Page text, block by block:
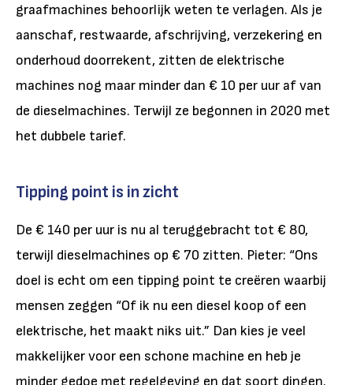
graafmachines behoorlijk weten te verlagen. Als je
aanschaf, restwaarde, afschrijving, verzekering en
onderhoud doorrekent, zitten de elektrische
machines nog maar minder dan € 10 per uur af van
de dieselmachines. Terwijl ze begonnen in 2020 met
het dubbele tarief.
Tipping point is in zicht
De € 140 per uur is nu al teruggebracht tot € 80,
terwijl dieselmachines op € 70 zitten. Pieter: “Ons
doel is echt om een tipping point te creëren waarbij
mensen zeggen “Of ik nu een diesel koop of een
elektrische, het maakt niks uit.” Dan kies je veel
makkelijker voor een schone machine en heb je
minder gedoe met regelgeving en dat soort dingen.